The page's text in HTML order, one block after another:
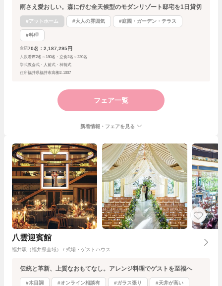
雨さえ愛おしい。森に佇む全天候型のモダンリゾート邸宅を1日貸切
#アットホーム #大人の雰囲気 #庭園・ガーデン・テラス
#料理
金額 70名：2,187,295円
人数着席2名～180名・立食2名～230名
挙式教会式・人前式・神前式
住所福井県福井市高柳2-1007
フェア一覧
新着情報・フェアを見る
八雲迎賓館
福井駅（福井県全域） / 式場・ゲストハウス
伝統と革新、上質なおもてなし。アレンジ料理でゲストを至福へ
#木目調 #オンライン相談有 #ガラス張り #天井が高い